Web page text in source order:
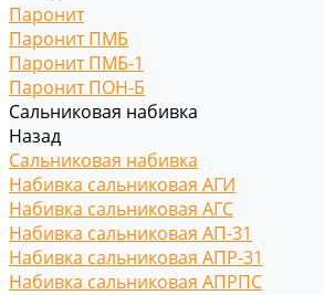
Паронит
Паронит ПМБ
Паронит ПМБ-1
Паронит ПОН-Б
Сальниковая набивка
Назад
Сальниковая набивка
Набивка сальниковая АГИ
Набивка сальниковая АГС
Набивка сальниковая АП-31
Набивка сальниковая АПР-31
Набивка сальниковая АПРПС